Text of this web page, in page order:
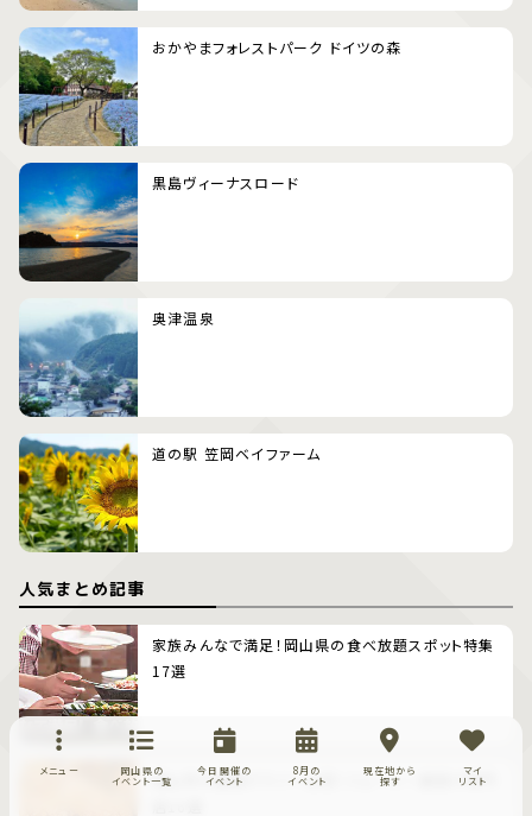
おかやまフォレストパーク ドイツの森
黒島ヴィーナスロード
奥津温泉
道の駅 笠岡ベイファーム
人気まとめ記事
家族みんなで満足！岡山県の食べ放題スポット特集
17選
岡山市の唐揚げラバー必見！ジューシー唐揚げ専門
メニュー
岡山県の
イベント一覧
今日開催の
イベント
8月の
イベント
現在地から
探す
マイ
リスト